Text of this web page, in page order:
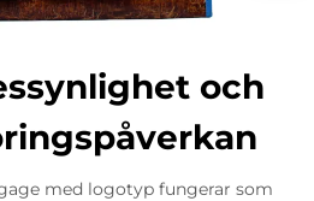
och
med logotyp fungerar som